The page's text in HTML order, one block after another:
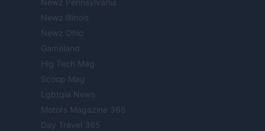
Newz Pennsylvania
Newz Illinois
Newz Ohio
Gameland
Hig Tech Mag
Scoop Mag
Lgbtqia News
Motors Magazine 365
Day Travel 365